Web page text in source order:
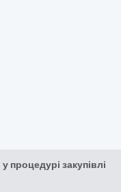
процедурі закупівлі